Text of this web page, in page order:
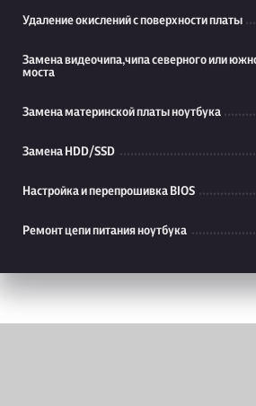
Удаление окислений с поверхности платы
Замена видеочипа,чипа северного или
моста
Замена материнской платы ноутбука
Замена HDD/SSD
Настройка и перепрошивка BIOS
Ремонт цепи питания ноутбука